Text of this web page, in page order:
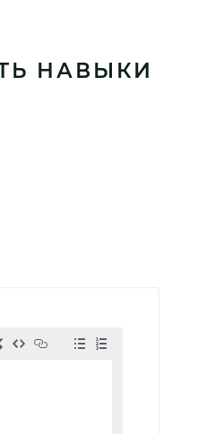
НАВЫКИ